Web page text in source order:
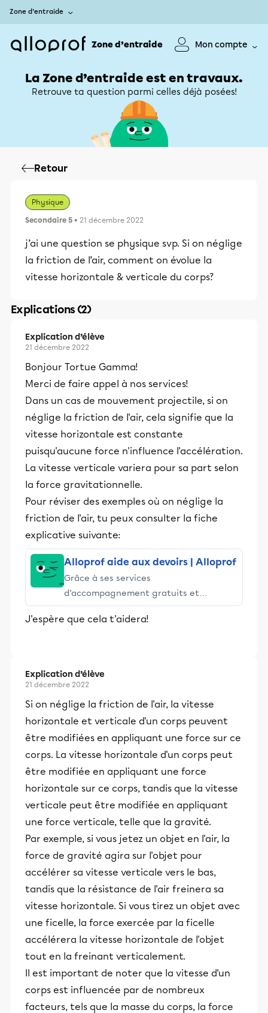
Zone d’entraide
Zone d’entraide Mon compte
La Zone d’entraide est en travaux.
Retrouve ta question parmi celles déjà posées!
Retour
Physique
Secondaire 5 • 21 décembre 2022
j’ai une question se physique svp. Si on néglige
la friction de l’air, comment on évolue la
vitesse horizontale & verticale du corps?
Explications (2)
Explication d’élève
21 décembre 2022
Bonjour Tortue Gamma!
Merci de faire appel à nos services!
Dans un cas de mouvement projectile, si on
néglige la friction de l'air, cela signifie que la
vitesse horizontale est constante
puisqu'aucune force n'influence l'accélération.
La vitesse verticale variera pour sa part selon
la force gravitationnelle.
Pour réviser des exemples où on néglige la
friction de l'air, tu peux consulter la fiche
explicative suivante:
Alloprof aide aux devoirs | Alloprof
Grâce à ses services
d’accompagnement gratuits et
stimulants, Alloprof engage les élèves
et leurs parents dans la réussite
J'espère que cela t'aidera!
Explication d’élève
21 décembre 2022
Si on néglige la friction de l'air, la vitesse
horizontale et verticale d'un corps peuvent
être modifiées en appliquant une force sur ce
corps. La vitesse horizontale d'un corps peut
être modifiée en appliquant une force
horizontale sur ce corps, tandis que la vitesse
verticale peut être modifiée en appliquant
une force verticale, telle que la gravité.
Par exemple, si vous jetez un objet en l'air, la
force de gravité agira sur l'objet pour
accélérer sa vitesse verticale vers le bas,
tandis que la résistance de l'air freinera sa
vitesse horizontale. Si vous tirez un objet avec
une ficelle, la force exercée par la ficelle
accélérera la vitesse horizontale de l'objet
tout en la freinant verticalement.
Il est important de noter que la vitesse d'un
corps est influencée par de nombreux
facteurs, tels que la masse du corps, la force